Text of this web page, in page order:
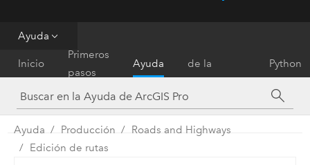
Ayuda
Inicio
Primeros
pasos
Ayuda
de la
herramienta
Python
Ayuda Producción
Roads and Highways
Edición de rutas